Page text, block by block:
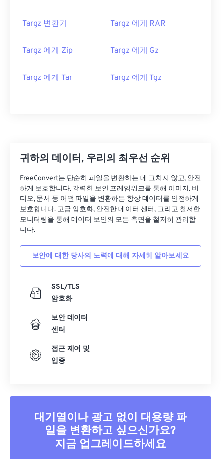
Targz 변환기 Targz 에게 RAR
Targz 에게 Zip Targz 에게 Gz
Targz 에게 Tar Targz 에게 Tgz
귀하의 데이터, 우리의 최우선 순위
FreeConvert는 단순히 파일을 변환하는 데 그치지 않고, 안전
하게 보호합니다. 강력한 보안 프레임워크를 통해 이미지, 비
디오, 문서 등 어떤 파일을 변환하든 항상 데이터를 안전하게
보호합니다. 고급 암호화, 안전한 데이터 센터, 그리고 철저한
모니터링을 통해 데이터 보안의 모든 측면을 철저히 관리합
니다.
보안에 대한 당사의 노력에 대해 자세히 알아보세요
SSL/TLS
암호화
보안 데이터
센터
접근 제어 및
입증
대기열이나 광고 없이 대용량 파
일을 변환하고 싶으신가요?
지금 업그레이드하세요